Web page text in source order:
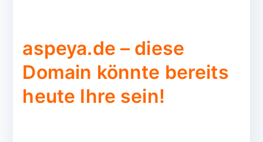
aspeya.de – diese
Domain könnte bereits
heute Ihre sein!